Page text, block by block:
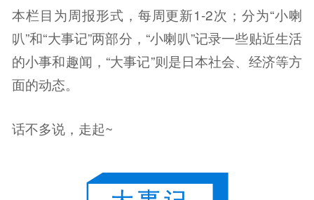
本栏目为周报形式，每周更新1-2次；分为“小喇
叭”和“大事记”两部分，“小喇叭”记录一些贴近生活
的小事和趣闻，“大事记”则是日本社会、经济等方
面的动态。
话不多说，走起~